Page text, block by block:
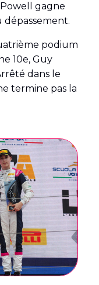
gagne
dépassement.
podium
10e, Guy
dans le
termine pas la